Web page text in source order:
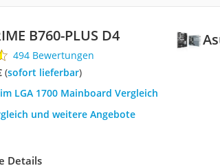
B760-PLUS D4
494 Bewertungen
( Sofort lieferbar)
LGA 1700 Mainboard Vergleich
und weitere Angebote
Details